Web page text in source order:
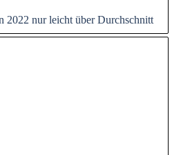
2022 nur leicht über Durchschnitt